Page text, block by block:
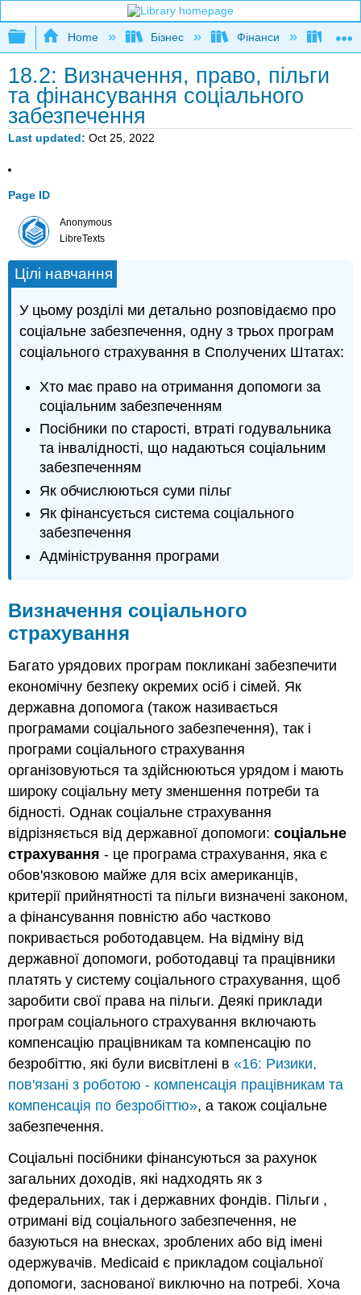
Expand/collapse global hierarchy
Home Бізнес Фінанси
18.2: Визначення, право, пільги
та фінансування соціального
забезпечення
Last updated Oct 25, 2022
Page ID
Anonymous
LibreTexts
Цілі навчання
У цьому розділі ми детально розповідаємо про
соціальне забезпечення, одну з трьох програм
соціального страхування в Сполучених Штатах:
Хто має право на отримання допомоги за
соціальним забезпеченням
Посібники по старості, втраті годувальника
та інвалідності, що надаються соціальним
забезпеченням
Як обчислюються суми пільг
Як фінансується система соціального
забезпечення
Адміністрування програми
Визначення соціального
страхування
Багато урядових програм покликані забезпечити
економічну безпеку окремих осіб і сімей. Як
державна допомога (також називається
програмами соціального забезпечення), так і
програми соціального страхування
організовуються та здійснюються урядом і мають
широку соціальну мету зменшення потреби та
бідності. Однак соціальне страхування
відрізняється від державної допомоги:соціальне
страхування - це програма страхування, яка є
обов'язковою майже для всіх американців,
критерії прийнятності та пільги визначені законом,
а фінансування повністю або частково
покривається роботодавцем. На відміну від
державної допомоги, роботодавці та працівники
платять у систему соціального страхування, щоб
заробити свої права на пільги. Деякі приклади
програм соціального страхування включають
компенсацію працівникам та компенсацію по
безробіттю, які були висвітлені в«16: Ризики,
пов'язані з роботою - компенсація працівникам та
компенсація по безробіттю», а також соціальне
забезпечення.
Соціальні посібники фінансуються за рахунок
загальних доходів, які надходять як з
федеральних, так і державних фондів. Пільги ,
отримані від соціального забезпечення, не
базуються на внесках, зроблених або від імені
одержувачів. Medicaid є прикладом соціальної
допомоги, заснованої виключно на потребі. Хоча